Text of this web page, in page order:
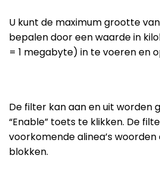
U kunt de maximum grootte
bepalen door een waarde in
= 1 megabyte) in te voeren en
De filter kan aan en uit worden
“Enable” toets te klikken. De
voorkomende alinea’s
blokken.